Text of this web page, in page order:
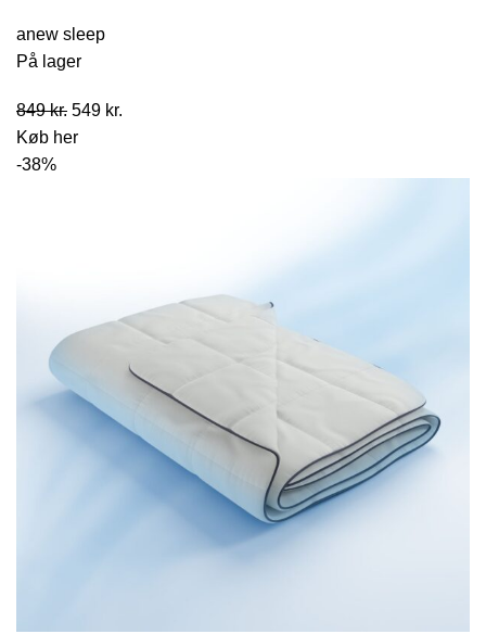
anew sleep
På lager
849kr. Den
oprindelige
549 kr.
Køb her
-38%